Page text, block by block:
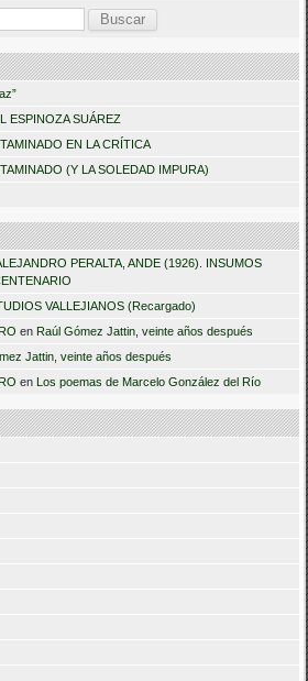
ESPINOZA SUÁREZ
EN LA CRÍTICA
(Y LA SOLEDAD IMPURA)
PERALTA, ANDE (1926). INSUMOS
VALLEJIANOS (Recargado)
en Raúl Gómez Jattin, veinte años después
Jattin, veinte años después
en Los poemas de Marcelo González del Río